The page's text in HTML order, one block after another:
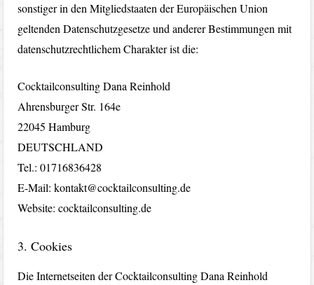
sonstiger in den Mitgliedstaaten der Europäischen Union
geltenden Datenschutzgesetze und anderer Bestimmungen mit
datenschutzrechtlichem Charakter ist die:
Cocktailconsulting Dana Reinhold
Ahrensburger Str. 164e
22045 Hamburg
DEUTSCHLAND
Tel.: 01716836428
E-Mail: kontakt@cocktailconsulting.de
Website: cocktailconsulting.de
3. Cookies
Die Internetseiten der Cocktailconsulting Dana Reinhold